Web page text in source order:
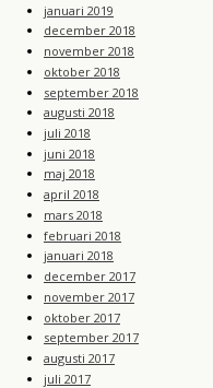
januari 2019
december 2018
november 2018
oktober 2018
september 2018
augusti 2018
juli 2018
juni 2018
maj 2018
april 2018
mars 2018
februari 2018
januari 2018
december 2017
november 2017
oktober 2017
september 2017
augusti 2017
juli 2017